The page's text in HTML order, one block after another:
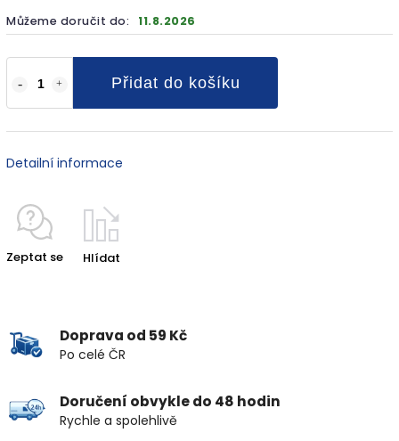
Můžeme doručit do: 11.8.2026
Přidat do košíku
Detailní informace
Zeptat se Hlídat
Doprava od 59 Kč
Po celé ČR
Doručení obvykle do 48 hodin
Rychle a spolehlivě